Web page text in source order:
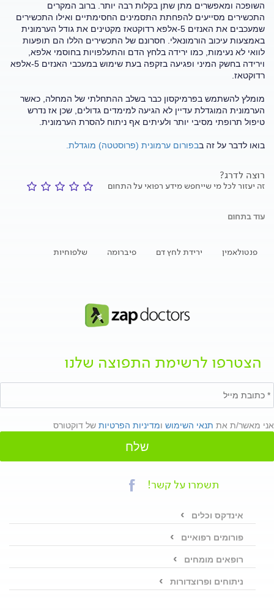
השופכה ומאפשרים מתן שתן בקלות רבה יותר. ברוב המקרים
התכשירים מסייעים להפחתת התסמינים החסימתיים ואילו התכשירים
שמעכבים את האנזים 5-אלפא רדוקטאז מקטינים את גודל הערמונית
באמצעות עיכוב הורמונאלי. חסרונם של התכשירים הללו הם תופעות
לוואי לא נעימות, כמו ירידה בלחץ הדם והתעלפויות בחוסמי אלפא,
וירידה בחשק המיני ופגיעה בזקפה בעת שימוש במעכבי האנזים 5-אלפא
רדוקטאז.
מומלץ להשתמש בפרמיקסון כבר בשלב ההתחלתי של המחלה, כאשר
הערמונית המוגדלת עדיין לא הגיעה למימדים גדולים, שכן אז נדרש
טיפול תרופתי מסיבי יותר ולעיתים אף ניתוח להסרת הערמונית.
בואו לדבר על זה בבפורום ערמונית (פרוסטטה) מוגדלת.
רוצה לדרג?
זה יעזור לכל מי שייחפש מידע רפואי על התחום
עוד בתחום
פנטולאמין ירידת לחץ דם פיברומה שלפוחיות
הצטרפו לרשימת התפוצה שלנו
אני מאשר/ת את תנאי השימוש ומדיניות הפרטיות של דוקטורס
שלח
תשמרו על קשר!
אינדקס וכלים
פורומים רפואיים
רופאים מומחים
ניתוחים ופרוצדורות